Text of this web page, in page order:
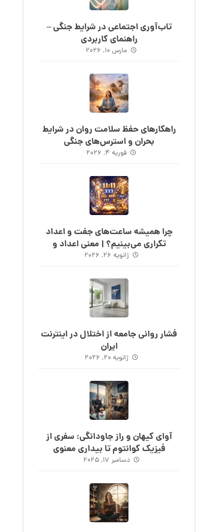
تاب‌آوری اجتماعی در شرایط جنگی –
راهنمای کاربردی
مارس ۱۰, ۲۰۲۶
راهکارهای حفظ سلامت روان در شرایط
بحران و استرس‌های جنگی
فوریه ۴, ۲۰۲۶
چرا همیشه ساعت‌های جفت و اعداد
تکراری می‌بینیم؟ | معنی اعداد و
ساعت‌های روند
ژانویه ۲۶, ۲۰۲۶
فشار روانی جامعه از اختلال در اینترنت
ایران
ژانویه ۲۰, ۲۰۲۶
آوای کیهان و راز جاودانگی: سفری از
فیزیک کوانتوم تا بیداری معنوی
دسامبر ۱۷, ۲۰۲۵